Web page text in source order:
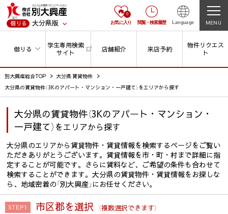
借りる 大分県版
0
お気に入り 閲覧・ 検索履歴 Language MENU
借りる
学生専用検索
サイト
店舗紹介 来店予約
物件リクエス
ト
別大興産総合TOP
大分県 賃貸物件
大分県の賃貸物件（3Kのアパート・マンション・一戸建て）をエリアから探す
大分県の賃貸物件（3Kのアパート・マンション・
一戸建て） をエリアから探す
大分県のエリアから賃貸物件・賃貸情報を検索するページをご覧い
ただきありがとうございます。賃貸情報を市・町・村まで詳細に指
定することが可能です。さらに賃料など、ご希望の条件も合わせて
検索することができます。大分県の賃貸物件・賃貸情報をお探しな
ら、地域密着の「別大興産」にお任せください。
STEP1 市区郡を選択 （複数選択できます）